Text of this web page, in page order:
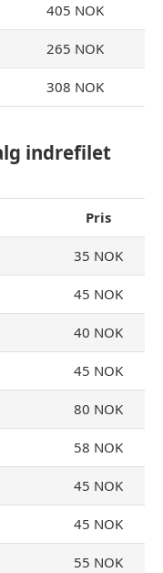
405 NOK
265 NOK
308 NOK
indrefilet
Pris
35 NOK
45 NOK
40 NOK
45 NOK
80 NOK
58 NOK
45 NOK
45 NOK
55 NOK